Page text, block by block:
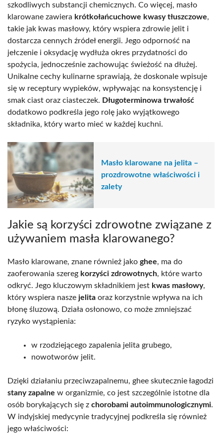
szkodliwych substancji chemicznych. Co więcej, masło
klarowane zawiera krótkołańcuchowe kwasy tłuszczowe,
takie jak kwas masłowy, który wspiera zdrowie jelit i
dostarcza cennych źródeł energii. Jego odporność na
jełczenie i oksydację wydłuża okres przydatności do
spożycia, jednocześnie zachowując świeżość na dłużej.
Unikalne cechy kulinarne sprawiają, że doskonale wpisuje
się w receptury wypieków, wpływając na konsystencję i
smak ciast oraz ciasteczek. Długoterminowa trwałość
dodatkowo podkreśla jego rolę jako wyjątkowego
składnika, który warto mieć w każdej kuchni.
Masło klarowane na jelita –
prozdrowotne właściwości i
zalety
Jakie są korzyści zdrowotne związane z
używaniem masła klarowanego?
Masło klarowane, znane również jako ghee, ma do
zaoferowania szereg korzyści zdrowotnych, które warto
odkryć. Jego kluczowym składnikiem jest kwas masłowy,
który wspiera nasze jelita oraz korzystnie wpływa na ich
błonę śluzową. Działa osłonowo, co może zmniejszać
ryzyko wystąpienia:
w rzodziejącego zapalenia jelita grubego,
nowotworów jelit.
Dzięki działaniu przeciwzapalnemu, ghee skutecznie łagodzi
stany zapalne w organizmie, co jest szczególnie istotne dla
osób borykających się z chorobami autoimmunologicznymi.
W indyjskiej medycynie tradycyjnej podkreśla się również
jego właściwości: